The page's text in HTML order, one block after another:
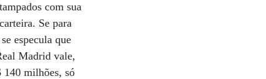
com sua
Se para
especula que
Madrid vale,
140 milhões, só